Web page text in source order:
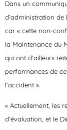
Dans un
d’administration de
car « cette non-
la Maintenance du
qui ont d’ailleurs
performances de
l’accident ».
« Actuellement, les
d’évaluation, et le